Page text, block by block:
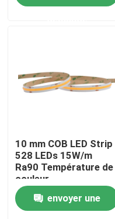
Contacts
Vidéos
Ruban LED Cri élevé
10 mm COB LED Strip
528 LEDs 15W/m
Ra90 Température de
couleur
2700/3000/4000/
envoyer une